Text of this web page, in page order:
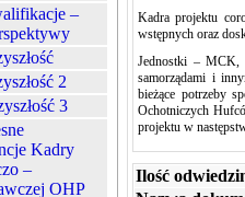
–
2
3
Kadry
–
OHP
Kadra projektu
wstępnych oraz
Jednostki – MCK,
samorządami i
bieżące potrzeby
Ochotniczych
projektu w
Ilość